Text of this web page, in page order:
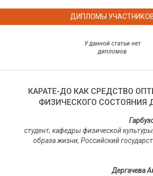
ДИПЛОМЫ
У данной статьи нет
дипломов
КАРАТЕ-ДО КАК СРЕДСТВО
ФИЗИЧЕСКОГО СОСТОЯНИЯ
студент, кафедры физической
образа жизни, Российский
Дергачева